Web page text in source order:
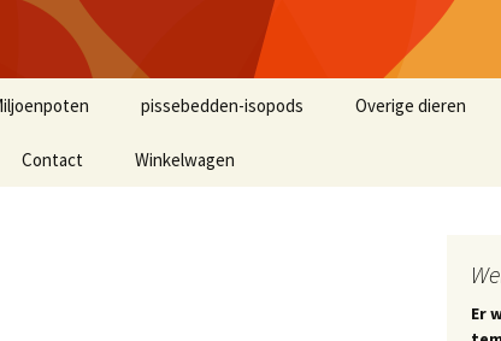
pissebedden-isopods Overige dieren
Contact Winkelwagen
Er